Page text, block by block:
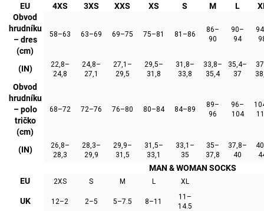
EU
4XS 3XS XXS XS S M L
Obvod
hrudníku
– dres
(cm)
58–63 63–69 69–75 75–81 81–86
86–
90
90–
94
(IN)
22,8–
24,8
24,8–
27,1
27,1–
29,5
29,5–
31,8
31,8–
33,8
33,8–
35,4
35,4–
37
Obvod
hrudníku
– polo
tričko
(cm)
68–72 72–76 76–80 80–84 84–89
89–
96
96–
104
(IN)
26,8–
28,3
28,3–
29,9
29,9–
31,5
31,5–
33,1
33,1–
35
35–
37,8
37,8–
40
MAN & WOMAN SOCKS
EU
2XS S M L XL
UK 12–2 2–5 5–7.5 8–11
11–
14.5